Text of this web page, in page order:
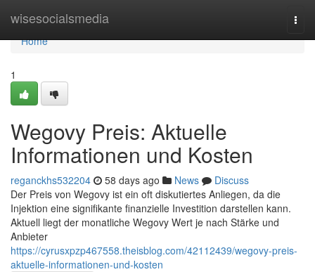
wisesocialsmedia
Home
Home
1
Wegovy Preis: Aktuelle
Informationen und Kosten
reganckhs532204 58 days ago News
Discuss
Der Preis von Wegovy ist ein oft diskutiertes Anliegen, da die
Injektion eine signifikante finanzielle Investition darstellen kann.
Aktuell liegt der monatliche Wegovy Wert je nach Stärke und
Anbieter
https://cyrusxpzp467558.theisblog.com/42112439/wegovy-preis-
aktuelle-informationen-und-kosten